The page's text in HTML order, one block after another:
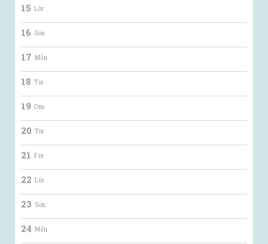
15Lör
16 Sön
17Mån
18Tis
19Ons
20Tor
21Fre
22Lör
23 Sön
24Mån